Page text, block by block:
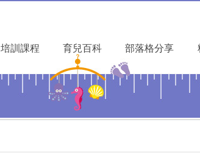
培訓課程 育兒百科 部落格分享